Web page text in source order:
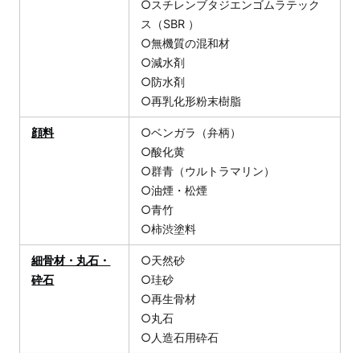
○スチレンブタジエンゴムラテック
ス（SBR ）
○無機質の混和材
○減水剤
○防水剤
○再乳化形粉末樹脂
顔料
○ベンガラ（弁柄）
○酸化黄
○群青（ウルトラマリン）
○油煙・松煙
○青竹
○柿渋塗料
細骨材・丸石・
砕石
○天然砂
○珪砂
○再生骨材
○丸石
○人造石用砕石